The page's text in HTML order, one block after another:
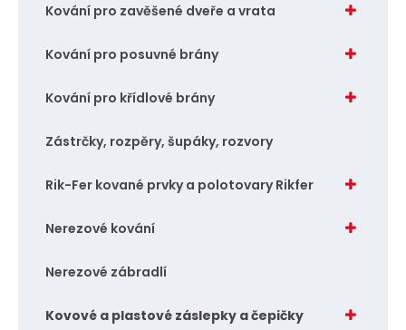
o
Kování pro zavěšené dveře a vrata
Kování pro posuvné brány
Kování pro křídlové brány
Zástrčky, rozpěry, šupáky, rozvory
Rik-Fer kované prvky a polotovary Rikfer
Nerezové kování
Nerezové zábradlí
Kovové a plastové záslepky a čepičky